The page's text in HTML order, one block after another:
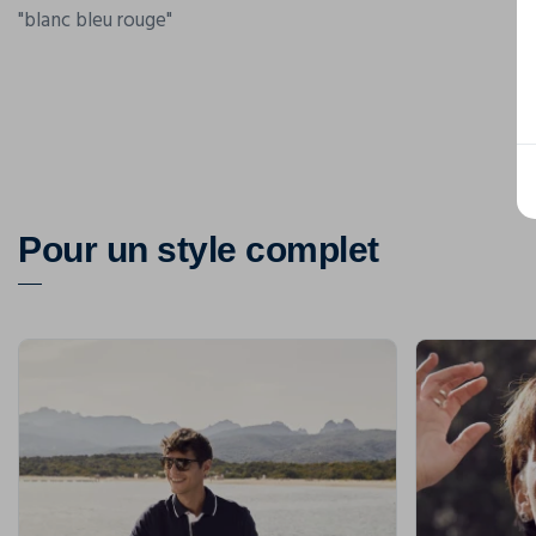
"blanc bleu rouge"
Pour un style complet